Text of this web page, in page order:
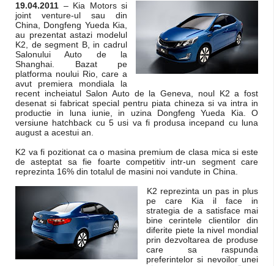
19.04.2011 – Kia Motors si
joint venture-ul sau din
China, Dongfeng Yueda Kia,
au prezentat astazi modelul
K2, de segment B, in cadrul
Salonului Auto de la
Shanghai. Bazat pe
platforma noului Rio, care a
avut premiera mondiala la
recent incheiatul Salon Auto de la Geneva, noul K2 a fost
desenat si fabricat special pentru piata chineza si va intra in
productie in luna iunie, in uzina Dongfeng Yueda Kia. O
versiune hatchback cu 5 usi va fi produsa incepand cu luna
august a acestui an.
K2 va fi pozitionat ca o masina premium de clasa mica si este
de asteptat sa fie foarte competitiv intr-un segment care
reprezinta 16% din totalul de masini noi vandute in China.
K2 reprezinta un pas in plus
pe care Kia il face in
strategia de a satisface mai
bine cerintele clientilor din
diferite piete la nivel mondial
prin dezvoltarea de produse
care sa raspunda
preferintelor si nevoilor unei